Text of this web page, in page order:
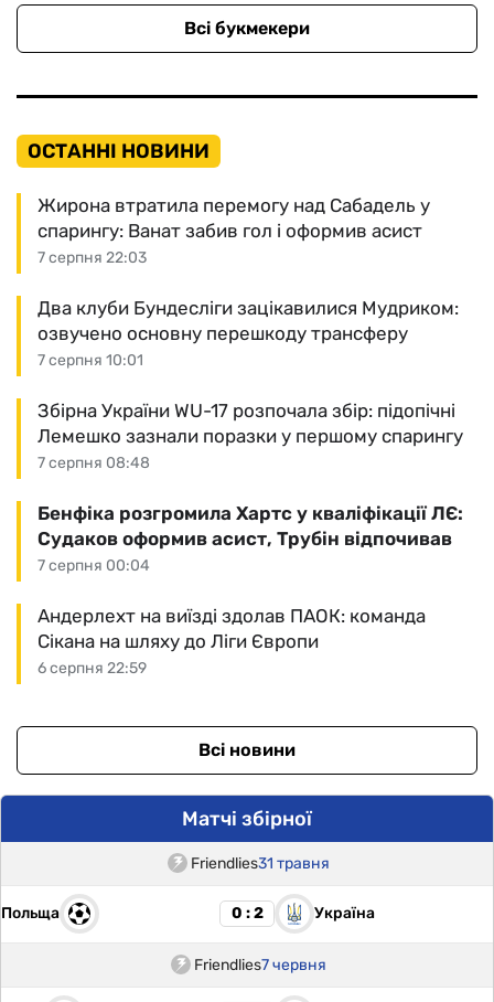
Всі букмекери
ОСТАННІ НОВИНИ
7 серпня 22:03
Жирона втратила перемогу над Сабадель у
спарингу: Ванат забив гол і оформив асист
7 серпня 10:01
Два клуби Бундесліги зацікавилися Мудриком:
озвучено основну перешкоду трансферу
7 серпня 08:48
Збірна України WU-17 розпочала збір: підопічні
Лемешко зазнали поразки у першому спарингу
7 серпня 00:04
Бенфіка розгромила Хартс у кваліфікації ЛЄ:
Судаков оформив асист, Трубін відпочивав
6 серпня 22:59
Андерлехт на виїзді здолав ПАОК: команда
Сікана на шляху до Ліги Європи
Всі новини
Матчі збірної
Friendlies31 травня
Польща 0 : 2 Україна
Friendlies7 червня